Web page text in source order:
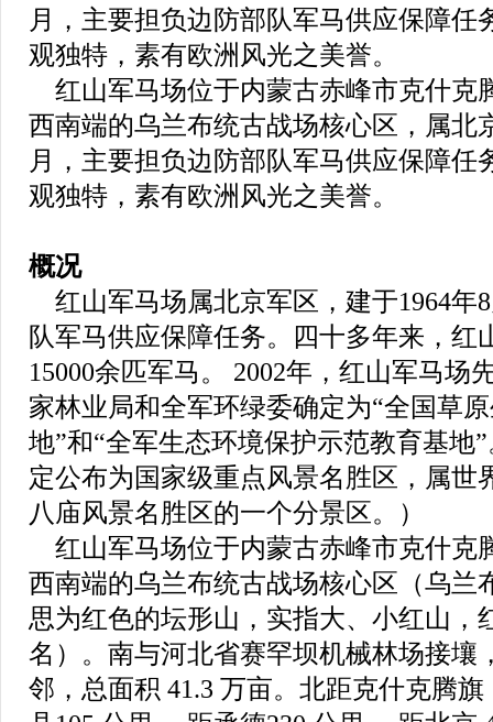
月，主要担负边防部队军马供应保障任
观独特，素有欧洲风光之美誉。
红山军马场位于内蒙古赤峰市克什克
西南端的乌兰布统古战场核心区，属北
月，主要担负边防部队军马供应保障任
观独特，素有欧洲风光之美誉。
概况
红山军马场属北京军区，建于1964年
队军马供应保障任务。四十多年来，红
15000余匹军马。 2002年，红山军马场
家林业局和全军环绿委确定为“全国草
地”和“全军生态环境保护示范教育基地
定公布为国家级重点风景名胜区，属世
八庙风景名胜区的一个分景区。）
红山军马场位于内蒙古赤峰市克什克
西南端的乌兰布统古战场核心区（乌兰
思为红色的坛形山，实指大、小红山，
名）。南与河北省赛罕坝机械林场接壤
邻，总面积 41.3 万亩。北距克什克腾